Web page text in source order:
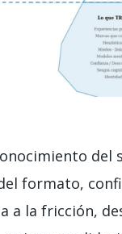
del
formato,
a la fricción,